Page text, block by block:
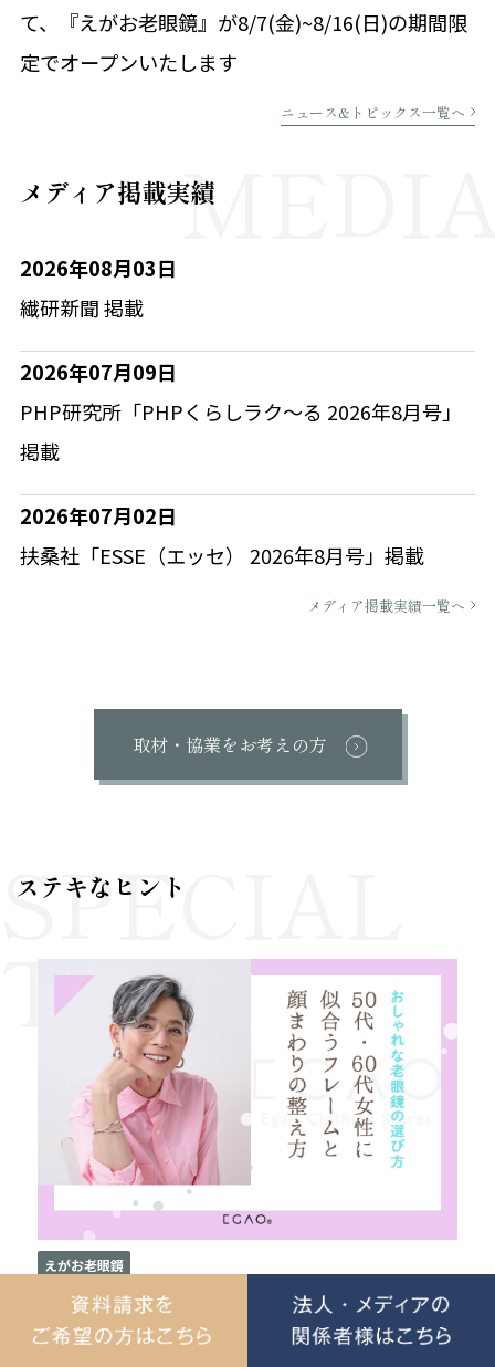
て、『えがお老眼鏡』が8/7(金)~8/16(日)の期間限
定でオープンいたします
ニュース&トピックス一覧へ
メディア掲載実績
2026年08月03日
繊研新聞 掲載
2026年07月09日
PHP研究所「PHPくらしラク～る 2026年8月号」
掲載
2026年07月02日
扶桑社「ESSE（エッセ） 2026年8月号」掲載
メディア掲載実績一覧へ
取材・協業をお考えの方
ステキなヒント
えがお老眼鏡
2026年07月20日
おしゃれな老眼鏡の選び方｜50代・60代女性